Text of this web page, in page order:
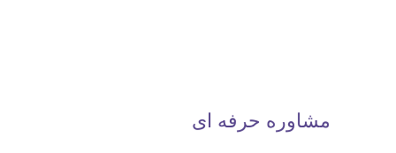
مشاوره حرفه ای